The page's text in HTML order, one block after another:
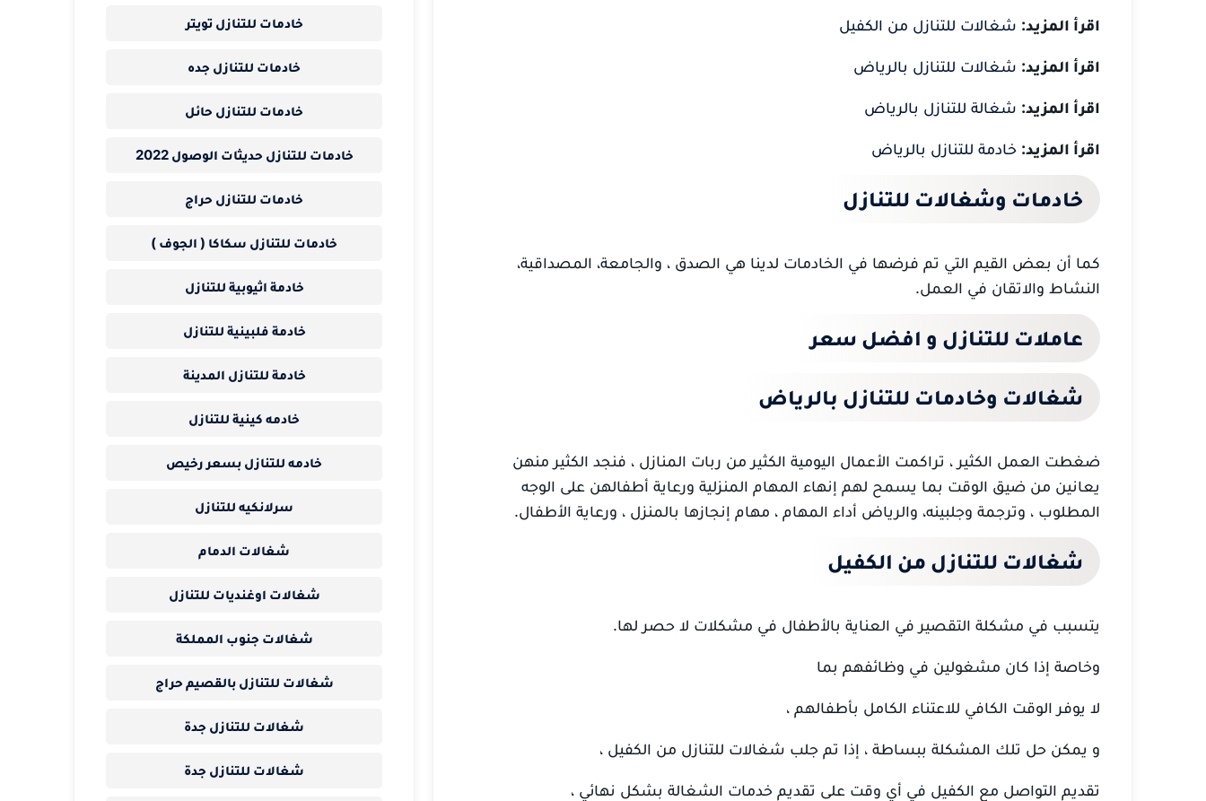
اقرأ المزيد: شغالات للتنازل من الكفيل
اقرأ المزيد: شغالات للتنازل بالرياض
اقرأ المزيد: شغالة للتنازل بالرياض
اقرأ المزيد: خادمة للتنازل بالرياض
خادمات وشغالات للتنازل
كما أن بعض القيم التي تم فرضها في الخادمات لدينا هي الصدق ، والجامعة، المصداقية،
النشاط والاتقان في العمل.
عاملات للتنازل و افضل سعر
شغالات وخادمات للتنازل بالرياض
ضغطت العمل الكثير ، تراكمت الأعمال اليومية الكثير من ربات المنازل ، فنجد الكثير منهن
يعانين من ضيق الوقت بما يسمح لهم إنهاء المهام المنزلية ورعاية أطفالهن على الوجه
المطلوب ، وترجمة وجلبينه، والرياض أداء المهام ، مهام إنجازها بالمنزل ، ورعاية الأطفال.
شغالات للتنازل من الكفيل
يتسبب في مشكلة التقصير في العناية بالأطفال في مشكلات لا حصر لها.
وخاصة إذا كان مشغولين في وظائفهم بما
لا يوفر الوقت الكافي للاعتناء الكامل بأطفالهم ،
و يمكن حل تلك المشكلة ببساطة ، إذا تم جلب شغالات للتنازل من الكفيل ،
تقديم التواصل مع الكفيل في أي وقت على تقديم خدمات الشغالة بشكل نهائي ،
خادمات للتنازل تويتر
خادمات للتنازل جده
خادمات للتنازل حائل
خادمات للتنازل حديثات الوصول 2022
خادمات للتنازل حراج
خادمات للتنازل سكاكا ( الجوف )
خادمة اثيوبية للتنازل
خادمة فلبينية للتنازل
خادمة للتنازل المدينة
خادمه كينية للتنازل
خادمه للتنازل بسعر رخيص
سرلانكيه للتنازل
شغالات الدمام
شغالات اوغنديات للتنازل
شغالات جنوب المملكة
شغالات للتنازل بالقصيم حراج
شغالات للتنازل جدة
شغالات للتنازل جدة